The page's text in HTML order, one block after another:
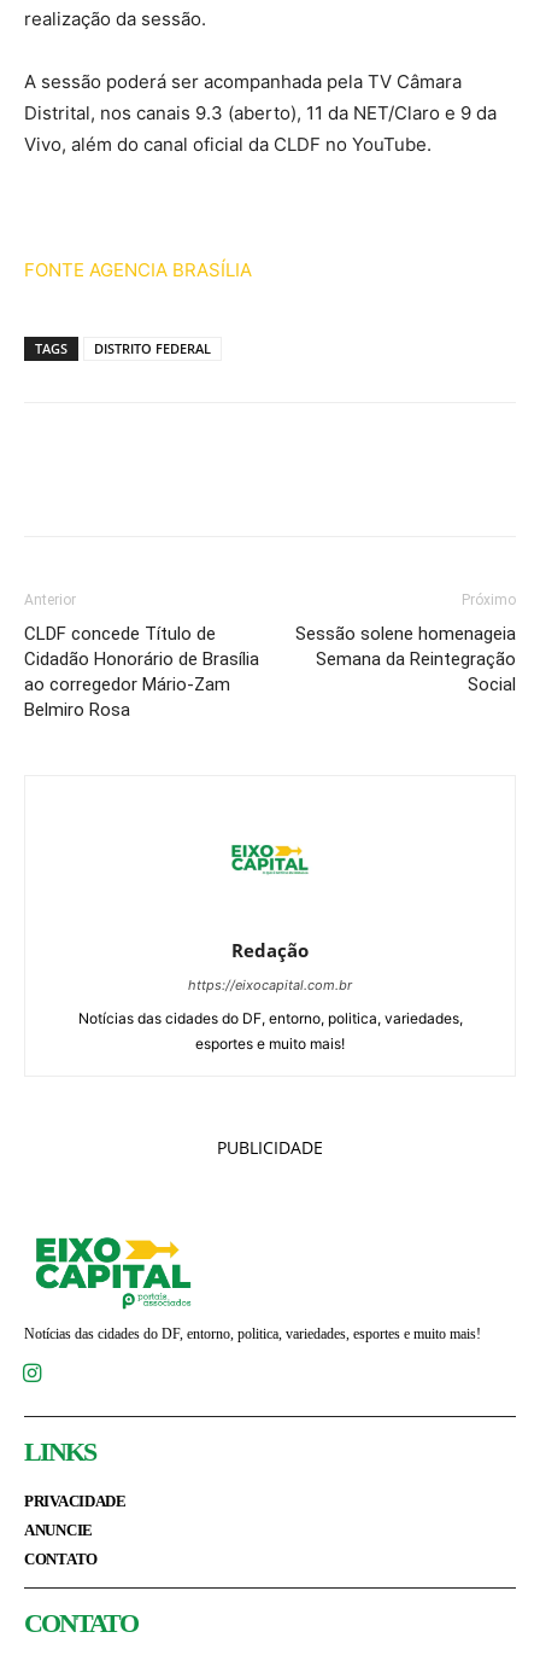
realização da sessão.
A sessão poderá ser acompanhada pela TV Câmara
Distrital, nos canais 9.3 (aberto), 11 da NET/Claro e 9 da
Vivo, além do canal oficial da CLDF no YouTube.
FONTE AGENCIA BRASÍLIA
TAGS DISTRITO FEDERAL
Anterior
CLDF concede Título de
Cidadão Honorário de Brasília
ao corregedor Mário-Zam
Belmiro Rosa
Próximo
Sessão solene homenageia
Semana da Reintegração
Social
Redação
https://eixocapital.com.br
Notícias das cidades do DF, entorno, politica, variedades,
esportes e muito mais!
PUBLICIDADE
Notícias das cidades do DF, entorno, politica, variedades, esportes e muito mais!
LINKS
PRIVACIDADE
ANUNCIE
CONTATO
CONTATO